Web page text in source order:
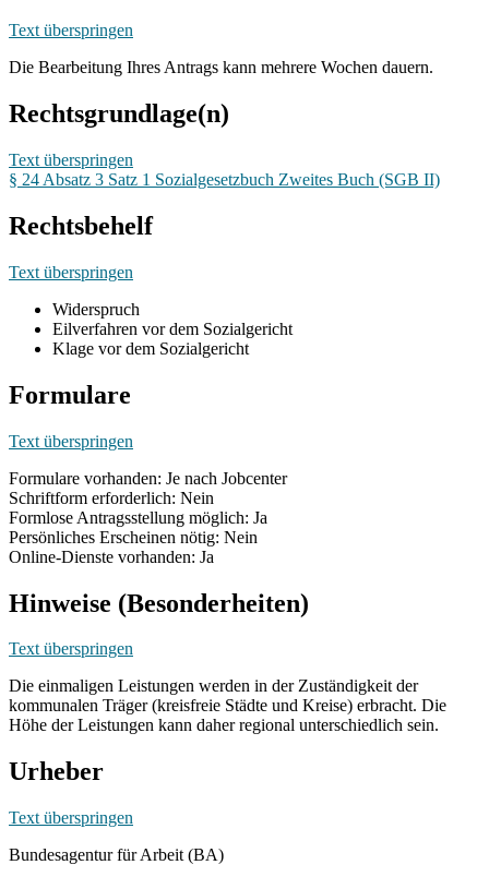
Text überspringen
Die Bearbeitung Ihres Antrags kann mehrere Wochen dauern.
Rechtsgrundlage(n)
Text überspringen
§ 24 Absatz 3 Satz 1 Sozialgesetzbuch Zweites Buch (SGB II)
Rechtsbehelf
Text überspringen
Widerspruch
Eilverfahren vor dem Sozialgericht
Klage vor dem Sozialgericht
Formulare
Text überspringen
Formulare vorhanden: Je nach Jobcenter
Schriftform erforderlich: Nein
Formlose Antragsstellung möglich: Ja
Persönliches Erscheinen nötig: Nein
Online-Dienste vorhanden: Ja
Hinweise (Besonderheiten)
Text überspringen
Die einmaligen Leistungen werden in der Zuständigkeit der
kommunalen Träger (kreisfreie Städte und Kreise) erbracht. Die
Höhe der Leistungen kann daher regional unterschiedlich sein.
Urheber
Text überspringen
Bundesagentur für Arbeit (BA)